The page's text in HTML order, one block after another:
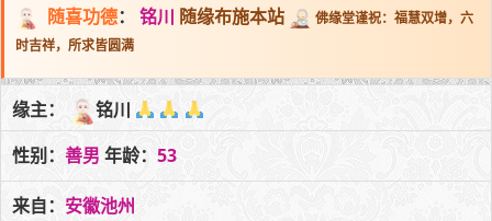
随喜功德： 铭川 随缘布施本站
佛缘堂谨祝：福慧双增，六
时吉祥，所求皆圆满
缘主：
铭川
性别： 善男 年龄： 53
来自： 安徽池州